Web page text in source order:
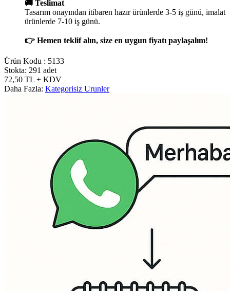
🚚 Teslimat
Tasarım onayından itibaren hazır ürünlerde 3-5 iş günü, imalat
ürünlerde 7-10 iş günü.
👉 Hemen teklif alın, size en uygun fiyatı paylaşalım!
Ürün Kodu : 5133
Stokta: 291 adet
72,50 TL + KDV
Daha Fazla: Kategorisiz Urunler